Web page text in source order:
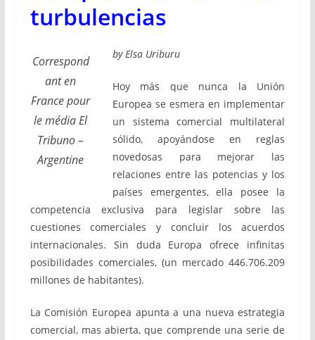
turbulencias
Correspond
ant en
France pour
le média El
Tribuno –
Argentine
by Elsa Uriburu
Hoy más que nunca la Unión
Europea se esmera en implementar
un sistema comercial multilateral
sólido, apoyándose en reglas
novedosas para mejorar las
relaciones entre las potencias y los
países emergentes, ella posee la
competencia exclusiva para legislar sobre las
cuestiones comerciales y concluir los acuerdos
internacionales. Sin duda Europa ofrece infinitas
posibilidades comerciales, (un mercado 446.706.209
millones de habitantes).
La Comisión Europea apunta a una nueva estrategia
comercial, mas abierta, que comprende una serie de